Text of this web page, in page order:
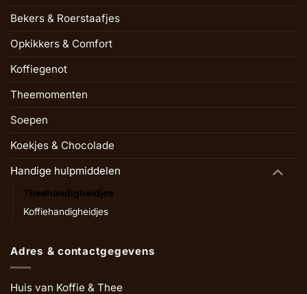
Bekers & Roerstaafjes
Opkikkers & Comfort
Koffiegenot
Theemomenten
Soepen
Koekjes & Chocolade
Handige hulpmiddelen
Theehandigheidjes
Koffiehandigheidjes
Adres & contactgegevens
Huis van Koffie & Thee